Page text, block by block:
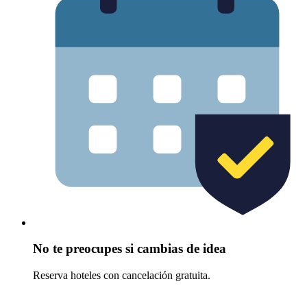
No te preocupes si cambias de idea
Reserva hoteles con cancelación gratuita.